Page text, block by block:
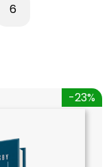
6
-23%